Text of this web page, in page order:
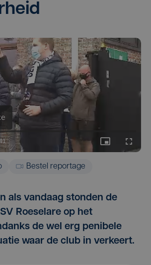
Bestel reportage
als vandaag stonden de
Roeselare op het
de wel erg penibele
waar de club in verkeert.